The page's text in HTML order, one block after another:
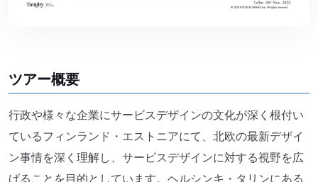
ツアー概要
⾏政や様々な企業にサービスデザインの文化が深く根付い
ているフィンランド・エストニアにて、北欧の最新デザイ
ン事情を深く理解し、サービスデザインに対する視野を広
げることを目的としています。ヘルシンキ・タリンにある